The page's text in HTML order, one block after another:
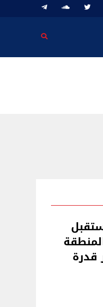
قدرة